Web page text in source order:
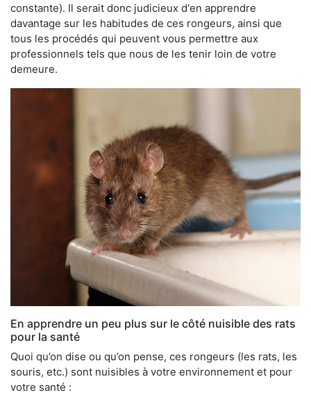
constante). Il serait donc judicieux d'en apprendre
davantage sur les habitudes de ces rongeurs, ainsi que
tous les procédés qui peuvent vous permettre aux
professionnels tels que nous de les tenir loin de votre
demeure.
En apprendre un peu plus sur le côté nuisible des rats
pour la santé
Quoi qu’on dise ou qu’on pense, ces rongeurs (les rats, les
souris, etc.) sont nuisibles à votre environnement et pour
votre santé :